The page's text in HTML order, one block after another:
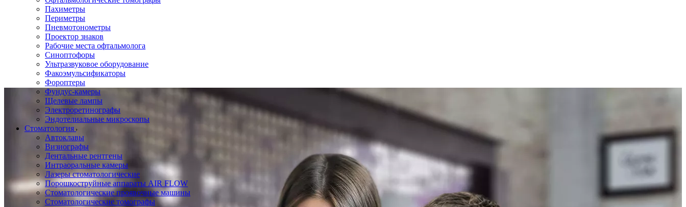
Пахиметры
Периметры
Пневмотонометры
Проектор знаков
Рабочие места офтальмолога
Синоптофоры
Ультразвуковое оборудование
Факоэмульсификаторы
Фороптеры
Фундус-камеры
Щелевые лампы
Электроретинографы
Эндотелиальные микроскопы
Стоматология
Автоклавы
Визиографы
Дентальные рентгены
Интраоральные камеры
Лазеры стоматологические
Порошкоструйные аппараты AIR FLOW
Стоматологические проявочные машины
Стоматологические томографы